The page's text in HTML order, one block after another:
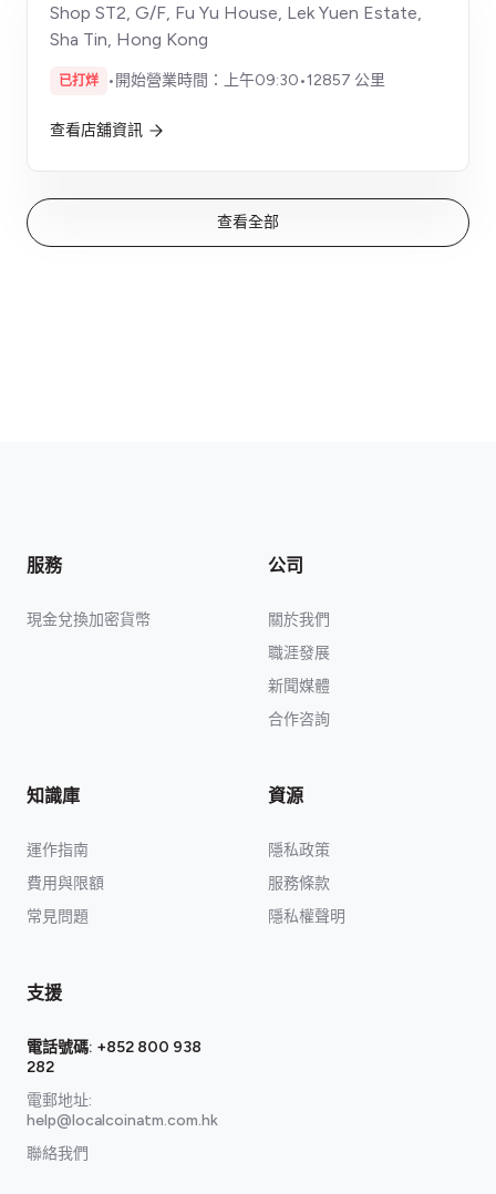
Shop ST2, G/F, Fu Yu House, Lek Yuen Estate,
Sha Tin, Hong Kong
已打烊 • 開始營業時間：上午09:30•12857 公里
查看店舖資訊
查看全部
服務
現金兌換加密貨幣
公司
關於我們
職涯發展
新聞媒體
合作咨詢
知識庫
運作指南
費用與限額
常見問題
資源
隱私政策
服務條款
隱私權聲明
支援
電話號碼: +852 800 938
282
電郵地址:
help@localcoinatm.com.hk
聯絡我們